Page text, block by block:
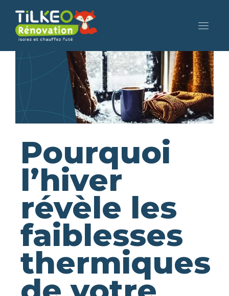
Pourquoi
l’hiver
révèle les
faiblesses
thermiques